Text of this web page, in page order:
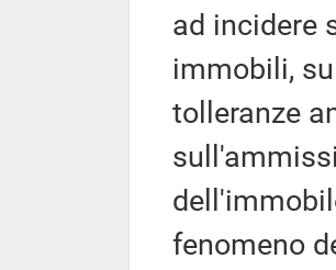
ad incidere
immobili,
tolleranze
fenomeno